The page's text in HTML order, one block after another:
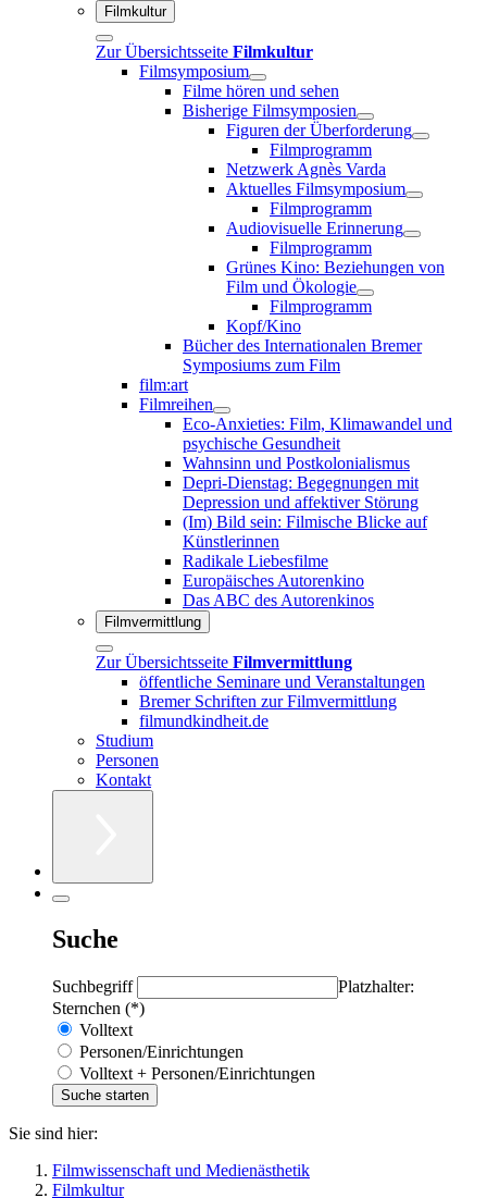
Filmkultur
Zur Übersichtsseite Filmkultur
Filmsymposium
Filme hören und sehen
Bisherige Filmsymposien
Figuren der Überforderung
Filmprogramm
Netzwerk Agnès Varda
Aktuelles Filmsymposium
Filmprogramm
Audiovisuelle Erinnerung
Filmprogramm
Grünes Kino: Beziehungen von
Film und Ökologie
Filmprogramm
Kopf/Kino
Bücher des Internationalen Bremer
Symposiums zum Film
film:art
Filmreihen
Eco-Anxieties: Film, Klimawandel und
psychische Gesundheit
Wahnsinn und Postkolonialismus
Depri-Dienstag: Begegnungen mit
Depression und affektiver Störung
(Im) Bild sein: Filmische Blicke auf
Künstlerinnen
Radikale Liebesfilme
Europäisches Autorenkino
Das ABC des Autorenkinos
Filmvermittlung
Zur Übersichtsseite Filmvermittlung
öffentliche Seminare und Veranstaltungen
Bremer Schriften zur Filmvermittlung
filmundkindheit.de
Studium
Personen
Kontakt
Suche
Suchbegriff
Platzhalter:
Sternchen (*)
Volltext
Personen/Einrichtungen
Volltext + Personen/Einrichtungen
Sie sind hier:
Filmwissenschaft und Medienästhetik
Filmkultur